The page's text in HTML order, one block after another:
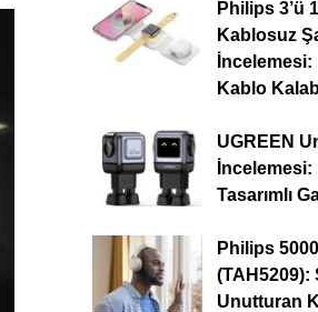
Philips 3’ü
Kablosuz
Kablo
UGREEN
Tasarımlı
Philips
(TAH5209):
Unutturan